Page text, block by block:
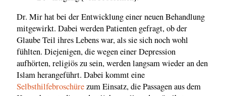
Dr. Mir hat bei der Entwicklung einer neuen Behandlung
mitgewirkt. Dabei werden Patienten gefragt, ob der
Glaube Teil ihres Lebens war, als sie sich noch wohl
fühlten. Diejenigen, die wegen einer Depression
aufhörten, religiös zu sein, werden langsam wieder an den
Islam herangeführt. Dabei kommt eine
Selbsthilfebroschürezum Einsatz, die Passagen aus dem